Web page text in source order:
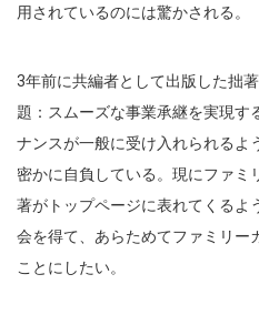
用されているのには驚かされる。
3年前に共編者として出版した拙
題：スムーズな事業承継を実現す
ナンスが一般に受け入れられるよ
密かに自負している。現にファミ
著がトップページに表れてくるよ
会を得て、あらためてファミリー
ことにしたい。